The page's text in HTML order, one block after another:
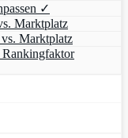
✓
Marktplatz
Marktplatz